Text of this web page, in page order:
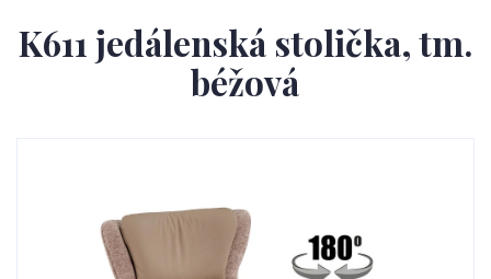
K611 jedálenská stolička, tm.
béžová